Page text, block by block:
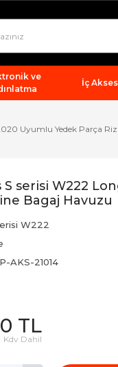
ve
İç
Uyumlu Yedek Parça
S serisi W222
Bagaj Havuzu
W222
AKS-21014
TL
Kdv Dahil